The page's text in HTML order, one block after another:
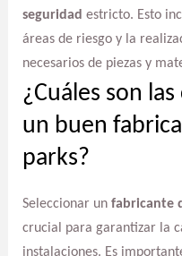
seguridad estricto. Esto
áreas de riesgo y la
necesarios de piezas y
¿Cuáles son
un buen
parks?
Seleccionar un fabricante
crucial para garantizar la
instalaciones. Es